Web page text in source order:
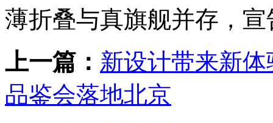
薄折叠与真旗舰并存，
上一篇： 新设计带来新体
品鉴会落地北京